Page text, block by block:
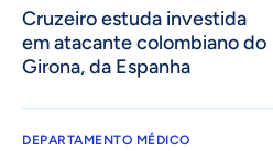
Cruzeiro estuda investida
em atacante colombiano do
Girona, da Espanha
DEPARTAMENTO MÉDICO